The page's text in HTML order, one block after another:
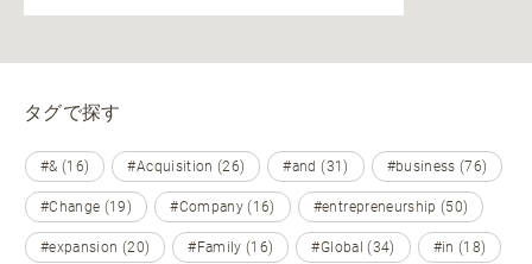
タグで探す
#& (16) #Acquisition (26) #and (31) #business (76)
#Change (19) #Company (16) #entrepreneurship (50)
#expansion (20) #Family (16) #Global (34) #in (18)